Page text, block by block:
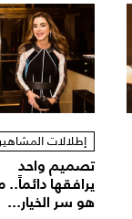
إطلالات
تصميم واحد
يرافقها دائماً..
هو سر الخيار...